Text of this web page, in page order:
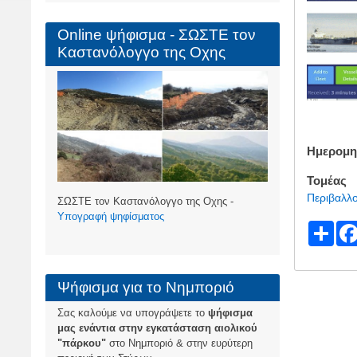
Τομέας
S
Online ψήφισμα - ΣΩΣΤΕ τον
Καστανόλογγο της Οχης
ΣΩΣΤΕ τον Καστανόλογγο της Οχης -
Υπογραφή ψηφίσματος
Ψήφισμα για το Νημποριό
Σας καλούμε να υπογράψετε το ψήφισμα
μας ενάντια στην εγκατάσταση αιολικού
"πάρκου"στο Νημποριό & στην ευρύτερη